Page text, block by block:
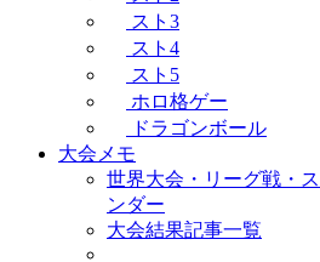
スト3
スト4
スト5
ホロ格ゲー
ドラゴンボール
大会メモ
世界大会・リーグ戦・
ンダー
大会結果記事一覧